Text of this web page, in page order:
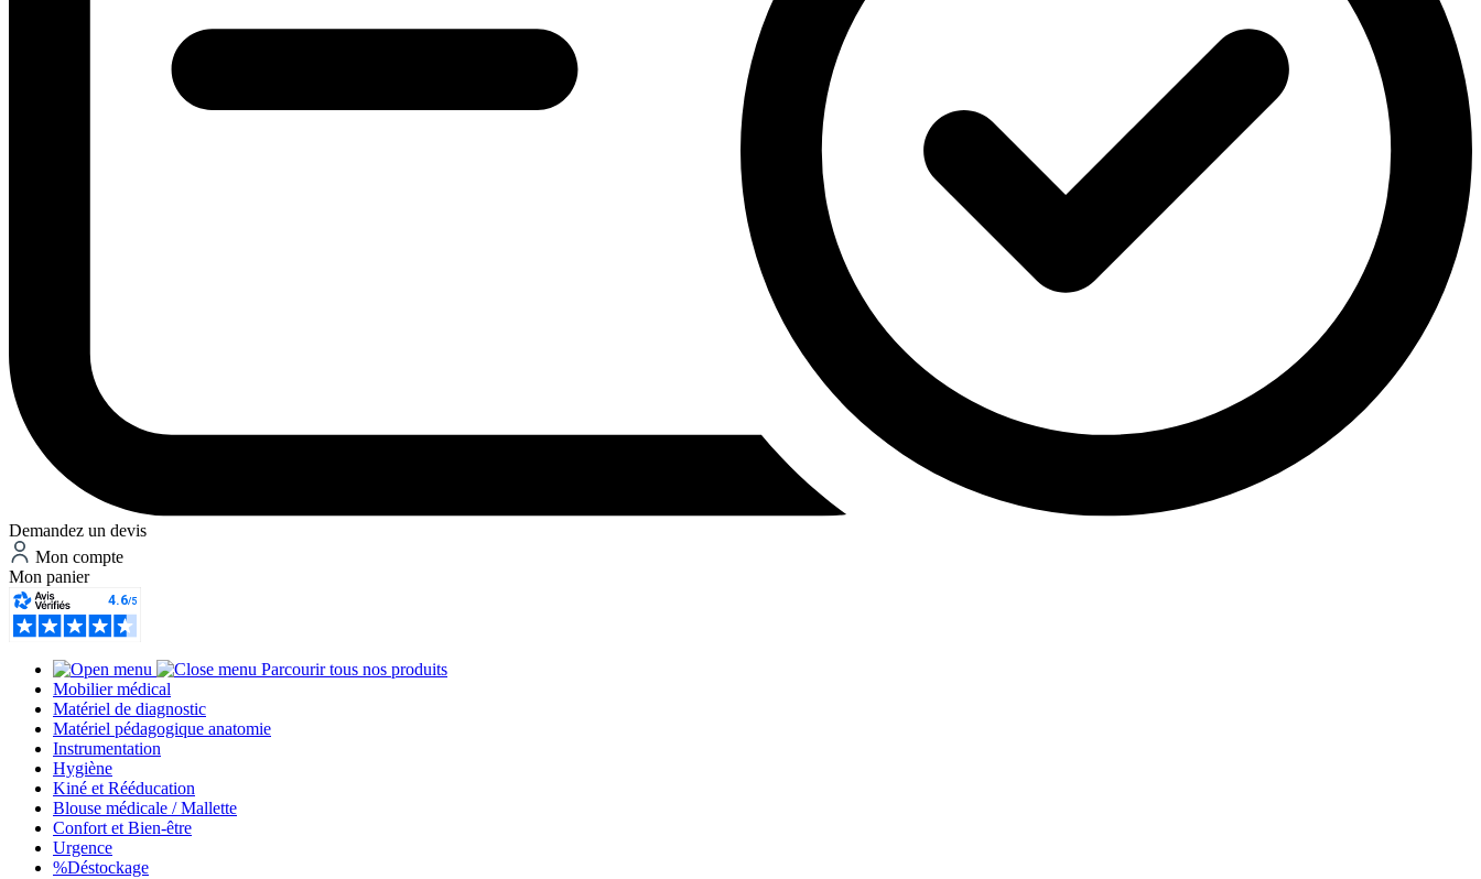
Demandez un devis
Mon compte
Mon panier
Parcourir tous nos produits
Mobilier médical
Matériel de diagnostic
Matériel pédagogique anatomie
Instrumentation
Hygiène
Kiné et Rééducation
Blouse médicale / Mallette
Confort et Bien-être
Urgence
%Déstockage